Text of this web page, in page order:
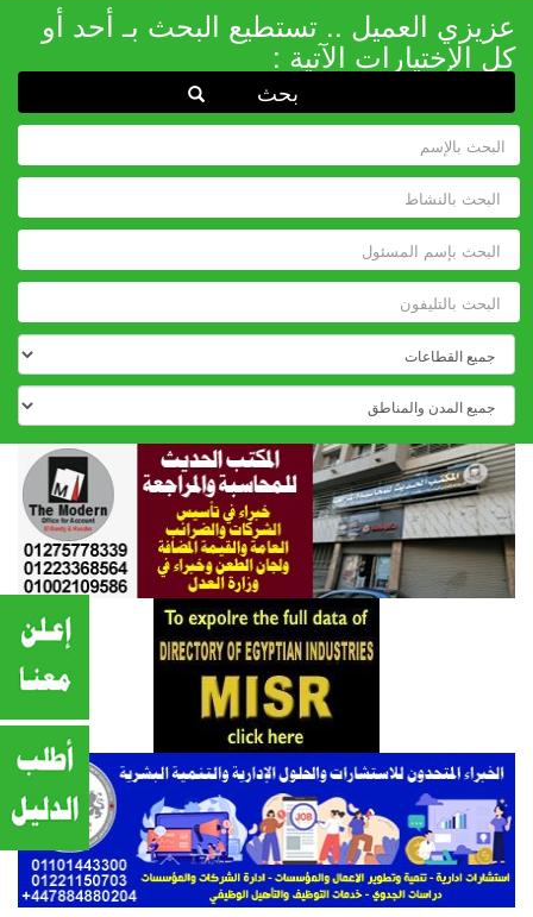
عزيزي العميل .. تستطيع البحث بـ أحد أو
كل الإختيارات الآتية :